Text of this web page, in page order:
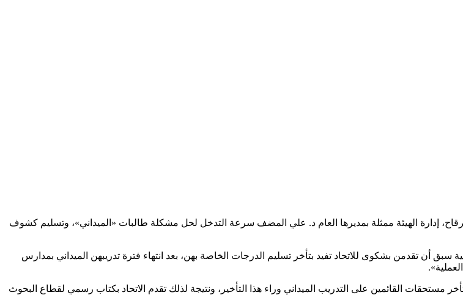
إدارة الهيئة ممثلة بمديرها العام د. علي المضف سرعة التدخل لحل مشكلة طالبات «الميداني»، وتسليم كشوف
أن تقدمن بشكوى للاتحاد تفيد بتأخر تسليم الدرجات الخاصة بهن، بعد انتهاء فترة تدريبهن الميداني بمدارس
القائمين على التدريب الميداني وراء هذا التأخير، ونتيجة لذلك تقدم الاتحاد بكتاب رسمي لقطاع البحوث